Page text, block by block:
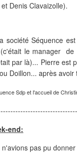
Denis Clavaizolle).
société Séquence
le manager de
par là)... Pierre est
Doillon... après avoir
Sdp et l'accueil de
end:
pas pu donner